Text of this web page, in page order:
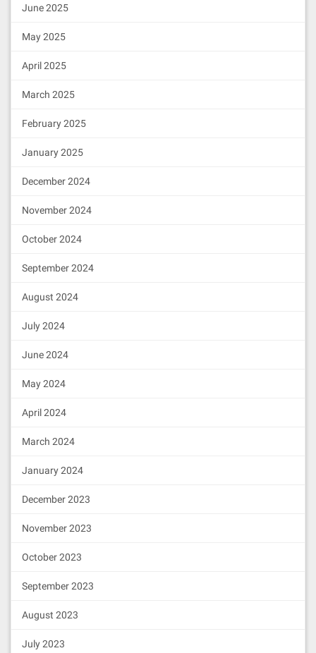
June 2025
May 2025
April 2025
March 2025
February 2025
January 2025
December 2024
November 2024
October 2024
September 2024
August 2024
July 2024
June 2024
May 2024
April 2024
March 2024
January 2024
December 2023
November 2023
October 2023
September 2023
August 2023
July 2023